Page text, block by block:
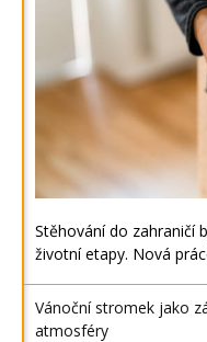
Stěhování do zahraničí
životní etapy. Nová
Vánoční stromek jako
atmosféry